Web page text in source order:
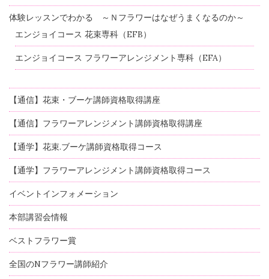
体験レッスンでわかる ～Ｎフラワーはなぜうまくなるのか～
エンジョイコース 花束専科（EFB）
エンジョイコース フラワーアレンジメント専科（EFA）
【通信】花束・ブーケ講師資格取得講座
【通信】フラワーアレンジメント講師資格取得講座
【通学】花束.ブーケ講師資格取得コース
【通学】フラワーアレンジメント講師資格取得コース
イベントインフォメーション
本部講習会情報
ベストフラワー賞
全国のNフラワー講師紹介